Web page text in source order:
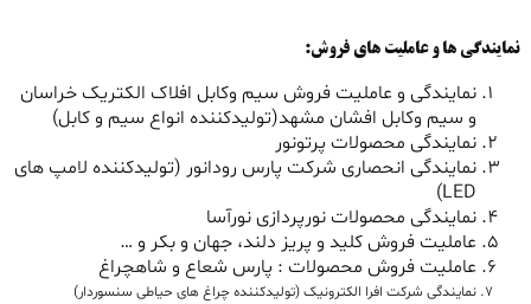
نمایندگی ها و عاملیت های فروش:
نمایندگی و عاملیت فروش سیم وکابل افلاک الکتریک خراسان
و سیم وکابل افشان مشهد(تولیدکننده انواع سیم و کابل)
نمایندگی محصولات پرتونور
نمایندگی انحصاری شرکت پارس رودانور (تولیدکننده لامپ های
LED)
نمایندگی محصولات نورپردازی نورآسا
عاملیت فروش کلید و پریز دلند، جهان و بکر و …
عاملیت فروش محصولات : پارس شعاع و شاهچراغ
نمایندگی شرکت افرا الکترونیک (تولیدکننده چراغ های حیاطی سنسوردار)